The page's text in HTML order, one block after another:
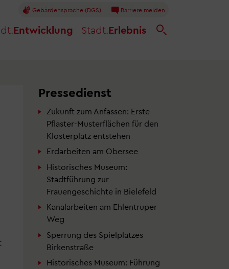
Entwicklung Stadt.Erlebnis
Gebärdensprache (DGS) Barriere melden
Pressedienst
Zukunft zum Anfassen: Erste
Pflaster-Musterflächen für den
Klosterplatz entstehen
Erdarbeiten am Obersee
Historisches Museum:
Stadtführung zur
Frauengeschichte in Bielefeld
Kanalarbeiten am Ehlentruper
Weg
Sperrung des Spielplatzes
Birkenstraße
Historisches Museum: Führung